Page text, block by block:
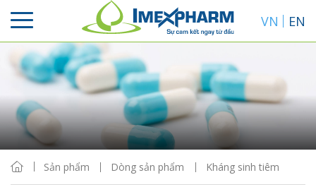
VN EN
Sản phẩm Dòng sản phẩm Kháng sinh tiêm
Sắp xếp
Hiển thị